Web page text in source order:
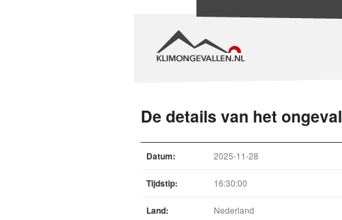
De details van het ongeval
Datum: 2025-11-28
Tijdstip: 16:30:00
Land: Nederland